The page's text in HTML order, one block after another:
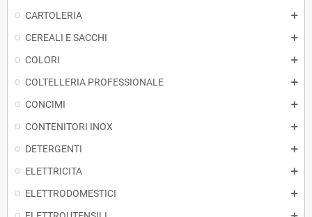
CARTOLERIA
CEREALI E SACCHI
COLORI
COLTELLERIA PROFESSIONALE
CONCIMI
CONTENITORI INOX
DETERGENTI
ELETTRICITA
ELETTRODOMESTICI